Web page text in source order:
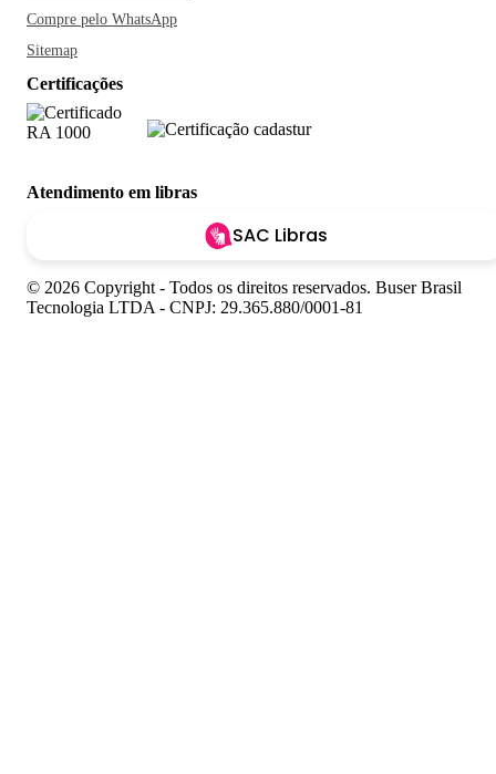
Compre pelo WhatsApp
Sitemap
Certificações
Atendimento em libras
SAC Libras
© 2026 Copyright - Todos os direitos reservados. Buser Brasil
Tecnologia LTDA - CNPJ: 29.365.880/0001-81